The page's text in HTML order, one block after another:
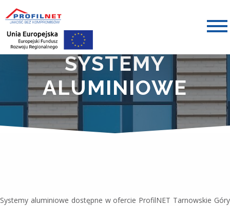
SYSTEMY
ALUMINIOWE
Systemy aluminiowe dostępne w ofercie ProfilNET Tarnowskie Góry